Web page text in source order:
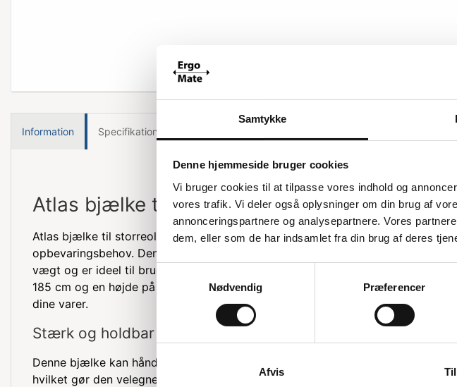
Samtykke
Denne hjemmeside bruger cookies
Vi bruger cookies til at tilpasse vores indhold og
vores trafik. Vi deler også oplysninger om din brug af
annonceringspartnere og analysepartnere. Vores
dem, eller som de har indsamlet fra din brug af deres
Samtykkevalg
Nødvendig
Præferencer
Afvis
Information Specifikationer
Atlas bjælke til storreol
Atlas bjælke til storreol er en robust og pålidelig løsning til dine
opbevaringsbehov. Denne bjælke er designet til at kunne bære en betydelig
vægt og er ideel til brug i lager- og opbevaringsmiljøer. Med en længde på
185 cm og en højde på 7 cm, sikrer denne bjælke stabilitet og sikkerhed for
dine varer.
Stærk og holdbar
Denne bjælke kan håndtere en maksimal belastning på 500 kg pr. bjælkepar,
hvilket gør den velegnet til tunge og voluminøse genstande. Den er også